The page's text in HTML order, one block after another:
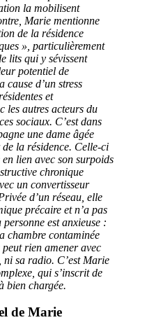
la mobilisent
Marie mentionne
de la résidence
», particulièrement
lits qui y sévissent
potentiel de
d’un stress
et
les autres acteurs du
sociaux. C’est dans
une dame âgée
la résidence. Celle-ci
lien avec son surpoids
chronique
un convertisseur
d’un réseau, elle
précaire et n’a pas
est anxieuse :
chambre contaminée
rien amener avec
ni sa radio. C’est Marie
qui s’inscrit de
bien chargée.
de Marie